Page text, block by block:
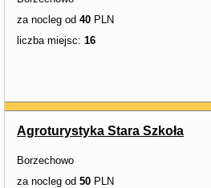
za nocleg od 40 PLN
liczba miejsc: 16
Agroturystyka Stara Szkoła
Borzechowo
za nocleg od 50 PLN